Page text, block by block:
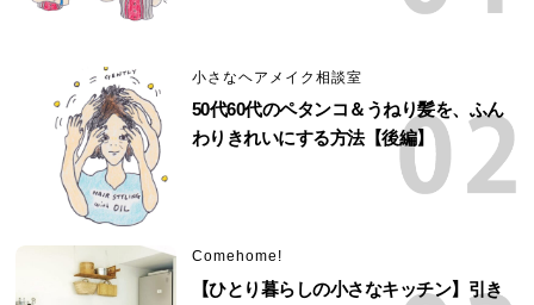
小さなヘアメイク相談室
50代60代のペタンコ＆うねり髪を、ふん
わりきれいにする方法【後編】
Comehome!
【ひとり暮らしの小さなキッチン】引き